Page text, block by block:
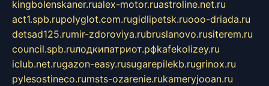
kingbolenskaner.rualex-motor.ruastroline.net.ru
act1.spb.rupolyglot.com.rugidlipetsk.ruooo-driada.ru
detsad125.rumir-zdoroviya.rubruslanovo.rusiterem.ru
council.spb.ruлодкипатриот.рфkafekolizey.ru
iclub.net.rugazon-easy.rusugarepilekb.rugrinox.ru
pylesostineco.rumsts-ozarenie.rukameryjooan.ru